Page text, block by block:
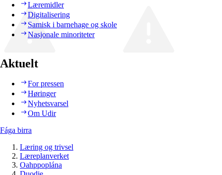
Læremidler
Digitalisering
Samisk i barnehage og skole
Nasjonale minoriteter
Aktuelt
For pressen
Høringer
Nyhetsvarsel
Om Udir
Fága birra
Læring og trivsel
Læreplanverket
Oahppoplána